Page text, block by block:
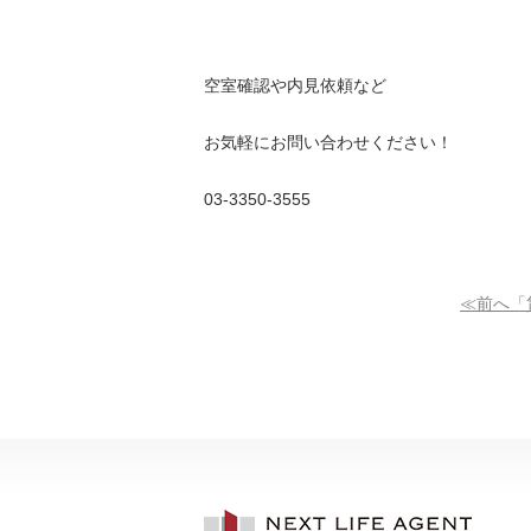
空室確認や内見依頼など
お気軽にお問い合わせください！
03-3350-3555
≪前へ「